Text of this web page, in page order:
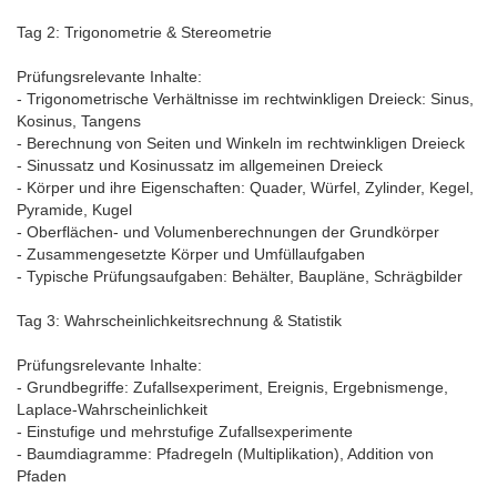
Tag 2: Trigonometrie & Stereometrie
Prüfungsrelevante Inhalte:
- Trigonometrische Verhältnisse im rechtwinkligen Dreieck: Sinus,
Kosinus, Tangens
- Berechnung von Seiten und Winkeln im rechtwinkligen Dreieck
- Sinussatz und Kosinussatz im allgemeinen Dreieck
- Körper und ihre Eigenschaften: Quader, Würfel, Zylinder, Kegel,
Pyramide, Kugel
- Oberflächen- und Volumenberechnungen der Grundkörper
- Zusammengesetzte Körper und Umfüllaufgaben
- Typische Prüfungsaufgaben: Behälter, Baupläne, Schrägbilder
Tag 3: Wahrscheinlichkeitsrechnung & Statistik
Prüfungsrelevante Inhalte:
- Grundbegriffe: Zufallsexperiment, Ereignis, Ergebnismenge,
Laplace-Wahrscheinlichkeit
- Einstufige und mehrstufige Zufallsexperimente
- Baumdiagramme: Pfadregeln (Multiplikation), Addition von
Pfaden